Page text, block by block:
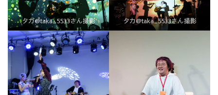
タカ@taka_5533さん撮影 タカ@taka_5533さん撮影